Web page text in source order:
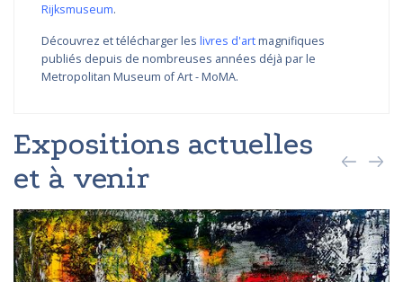
Rijksmuseum.
Découvrez et télécharger les livres d'artmagnifiques
publiés depuis de nombreuses années déjà par le
Metropolitan Museum of Art - MoMA.
Expositions actuelles
et à venir